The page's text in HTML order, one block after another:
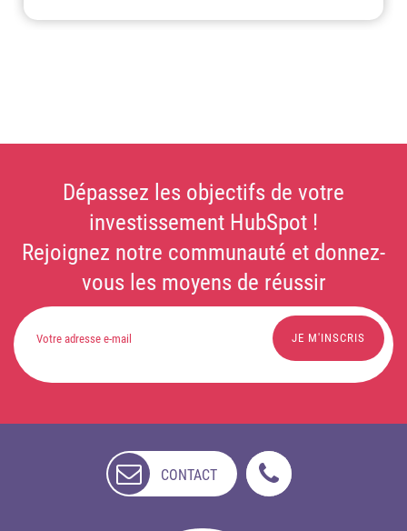
Dépassez les objectifs de votre
investissement HubSpot !
Rejoignez notre communauté et donnez-
vous les moyens de réussir
CONTACT
DISPONIBLE